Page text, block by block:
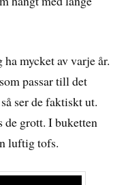
mycket av varje år.
passar till det
ser de faktiskt ut.
de grott. I buketten
luftig tofs.